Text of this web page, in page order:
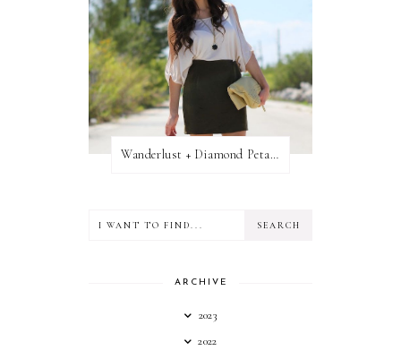
Wanderlust + Diamond Petal Giveaway
ARCHIVE
2023
2022